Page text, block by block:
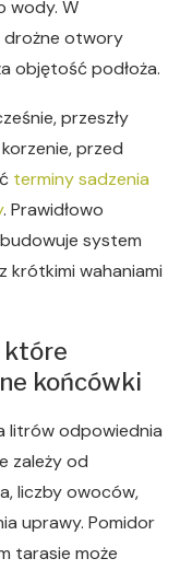
wody. W
drożne otwory
objętość podłoża.
przeszły
przed
terminy sadzenia
. Prawidłowo
system
krótkimi wahaniami
które
końcówki
litrów odpowiednia
zależy od
liczby owoców,
uprawy. Pomidor
tarasie może